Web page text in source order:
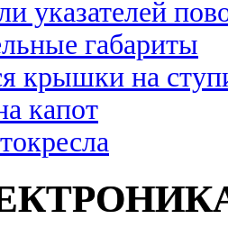
указателей
габариты
крышки на
капот